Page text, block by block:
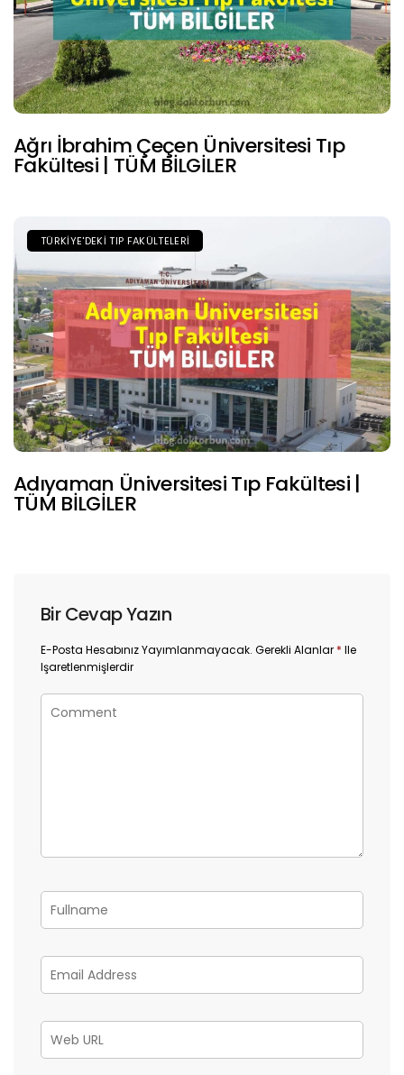
Ağrı İbrahim Çeçen Üniversitesi Tıp
Fakültesi | TÜM BİLGİLER
TÜRKIYE'DEKI TIP FAKÜLTELERI
Adıyaman Üniversitesi Tıp Fakültesi |
TÜM BİLGİLER
Bir Cevap Yazın
E-Posta Hesabınız Yayımlanmayacak. Gerekli Alanlar * Ile
Işaretlenmişlerdir